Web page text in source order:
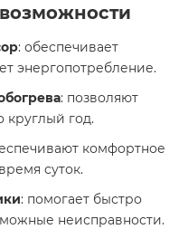
: обеспечивает
энергопотребление.
: позволяют
круглый год.
комфортное
суток.
: помогает быстро
неисправности.​